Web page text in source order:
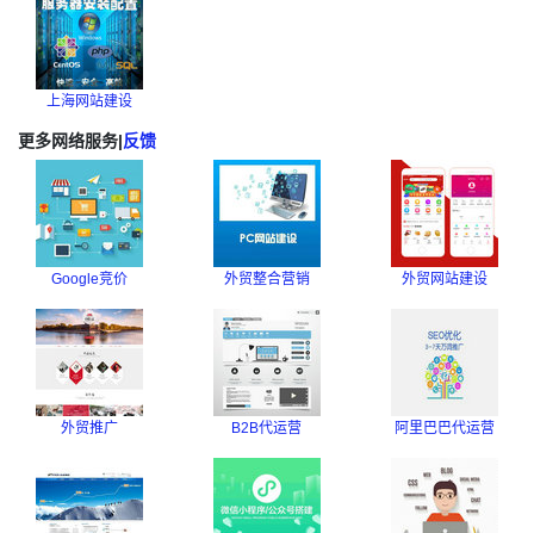
上海网站建设
更多网络服务|反馈
Google竞价 外贸整合营销 外贸网站建设
外贸推广 B2B代运营 阿里巴巴代运营